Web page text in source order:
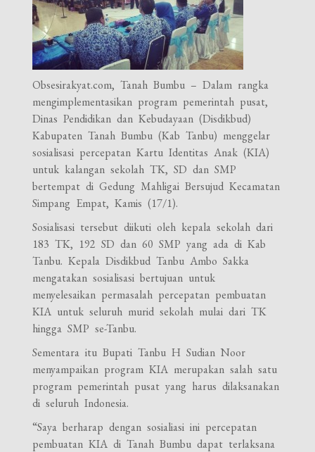
Obsesirakyat.com, Tanah Bumbu – Dalam rangka
mengimplementasikan program pemerintah pusat,
Dinas Pendidikan dan Kebudayaan (Disdikbud)
Kabupaten Tanah Bumbu (Kab Tanbu) menggelar
sosialisasi percepatan Kartu Identitas Anak (KIA)
untuk kalangan sekolah TK, SD dan SMP
bertempat di Gedung Mahligai Bersujud Kecamatan
Simpang Empat, Kamis (17/1).
Sosialisasi tersebut diikuti oleh kepala sekolah dari
183 TK, 192 SD dan 60 SMP yang ada di Kab
Tanbu. Kepala Disdikbud Tanbu Ambo Sakka
mengatakan sosialisasi bertujuan untuk
menyelesaikan permasalah percepatan pembuatan
KIA untuk seluruh murid sekolah mulai dari TK
hingga SMP se-Tanbu.
Sementara itu Bupati Tanbu H Sudian Noor
menyampaikan program KIA merupakan salah satu
program pemerintah pusat yang harus dilaksanakan
di seluruh Indonesia.
“Saya berharap dengan sosialiasi ini percepatan
pembuatan KIA di Tanah Bumbu dapat terlaksana